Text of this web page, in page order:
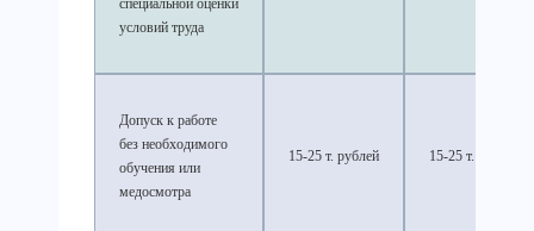
специальной оценки
условий труда
Допуск к работе
без необходимого
обучения или
медосмотра
15-25 т. рублей 15-25 т. рублей